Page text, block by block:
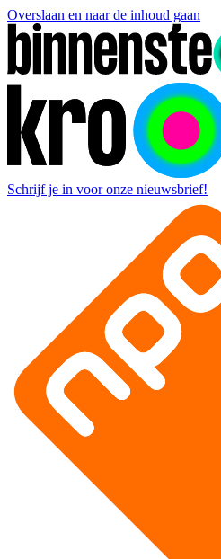
Overslaan en naar de inhoud gaan
Schrijf je in voor onze nieuwsbrief!